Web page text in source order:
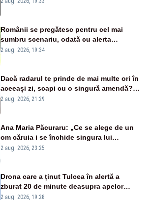
Românii se pregătesc pentru cel mai
sumbru scenariu, odată cu alerta
energetică
2 aug. 2026, 19:34
Dacă radarul te prinde de mai multe ori în
aceeași zi, scapi cu o singură amendă?
Ce spune legea
2 aug. 2026, 21:29
Ana Maria Păcuraru: „Ce se alege de un
om căruia i se închide singura lui
portiță?”
2 aug. 2026, 23:25
Drona care a ținut Tulcea în alertă a
zburat 20 de minute deasupra apelor
României. Au fost ridicate două F-16
2 aug. 2026, 19:28